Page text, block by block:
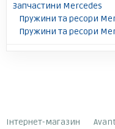
Запчастини Mercedes
Пружини та ресори
Пружини та ресори
Інтернет-магазин